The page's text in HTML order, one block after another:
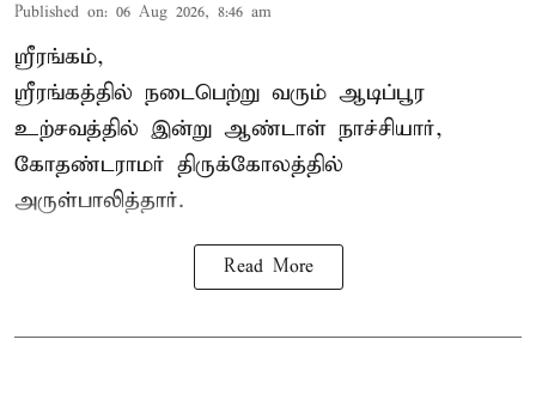
Published on: 06 Aug 2026, 8:46 am
ஸ்ரீரங்கம்,
ஸ்ரீரங்கத்தில் நடைபெற்று வரும் ஆடிப்பூர
உற்சவத்தில் இன்று ஆண்டாள் நாச்சியார்,
கோதண்டராமர் திருக்கோலத்தில்
அருள்பாலித்தார்.
Read More